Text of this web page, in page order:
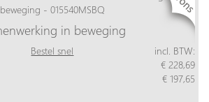
in beweging
Bestel snel
incl. BTW:
€ 228,69
€ 197,65